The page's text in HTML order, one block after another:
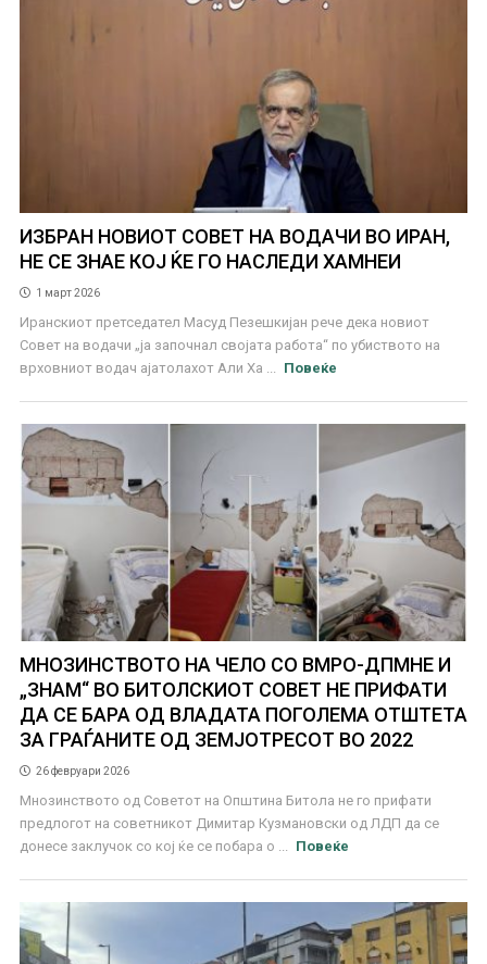
ИЗБРАН НОВИОТ СОВЕТ НА ВОДАЧИ ВО ИРАН,
НЕ СЕ ЗНАЕ КОЈ ЌЕ ГО НАСЛЕДИ ХАМНЕИ
1 март 2026
Иранскиот претседател Масуд Пезешкијан рече дека новиот
Совет на водачи „ја започнал својата работа“ по убиството на
врховниот водач ајатолахот Али Ха ...
Повеќе
МНОЗИНСТВОТО НА ЧЕЛО СО ВМРО-ДПМНЕ И
„ЗНАМ“ ВО БИТОЛСКИОТ СОВЕТ НЕ ПРИФАТИ
ДА СЕ БАРА ОД ВЛАДАТА ПОГОЛЕМА ОТШТЕТА
ЗА ГРАЃАНИТЕ ОД ЗЕМЈОТРЕСОТ ВО 2022
26 февруари 2026
Мнозинството од Советот на Општина Битола не го прифати
предлогот на советникот Димитар Кузмановски од ЛДП да се
донесе заклучок со кој ќе се побара о ...
Повеќе